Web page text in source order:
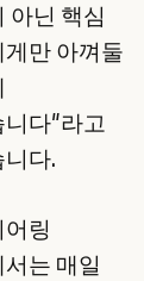
아닌 핵심
만 아껴둘
니다"라고
다.
링
는 매일